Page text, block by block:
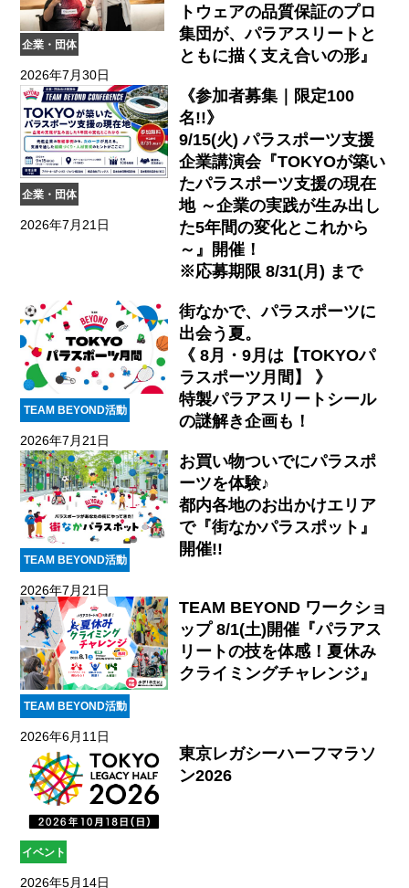
企業・団体
トウェアの品質保証のプロ
集団が、パラアスリートと
ともに描く支え合いの形』
2026年7月30日
企業・団体
《参加者募集｜限定100
名!!》
9/15(火) パラスポーツ支援
企業講演会『TOKYOが築い
たパラスポーツ支援の現在
地 ～企業の実践が生み出し
た5年間の変化とこれから
～』開催！
※応募期限 8/31(月) まで
2026年7月21日
TEAM BEYOND活動
街なかで、パラスポーツに
出会う夏。
《 8月・9月は【TOKYOパ
ラスポーツ月間】 》
特製パラアスリートシール
の謎解き企画も！
2026年7月21日
TEAM BEYOND活動
お買い物ついでにパラスポ
ーツを体験♪
都内各地のお出かけエリア
で『街なかパラスポット』
開催!!
2026年7月21日
TEAM BEYOND活動
TEAM BEYOND ワークショ
ップ 8/1(土)開催『パラアス
リートの技を体感！夏休み
クライミングチャレンジ』
2026年6月11日
イベント
東京レガシーハーフマラソ
ン2026
2026年5月14日